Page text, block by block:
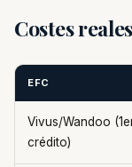
Costes
EFC
Vivus/Wandoo
crédito)